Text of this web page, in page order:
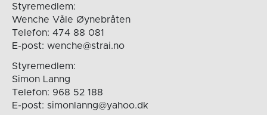
Styremedlem:
Wenche Våle Øynebråten
Telefon: 474 88 081
E-post: wenche@strai.no
Styremedlem:
Simon Lanng
Telefon: 968 52 188
E-post: simonlanng@yahoo.dk